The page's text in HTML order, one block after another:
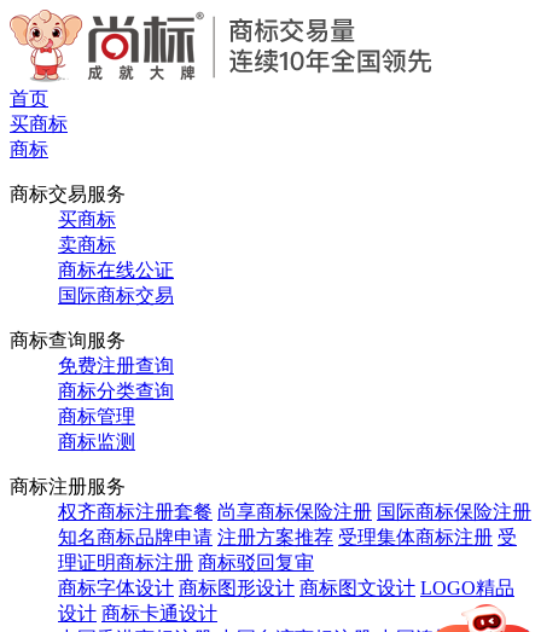
首页
买商标
商标
商标交易服务
买商标
卖商标
商标在线公证
国际商标交易
商标查询服务
免费注册查询
商标分类查询
商标管理
商标监测
商标注册服务
权齐商标注册套餐 尚享商标保险注册 国际商标保险注册
知名商标品牌申请 注册方案推荐 受理集体商标注册 受
理证明商标注册 商标驳回复审
商标字体设计 商标图形设计 商标图文设计 LOGO精品
设计 商标卡通设计